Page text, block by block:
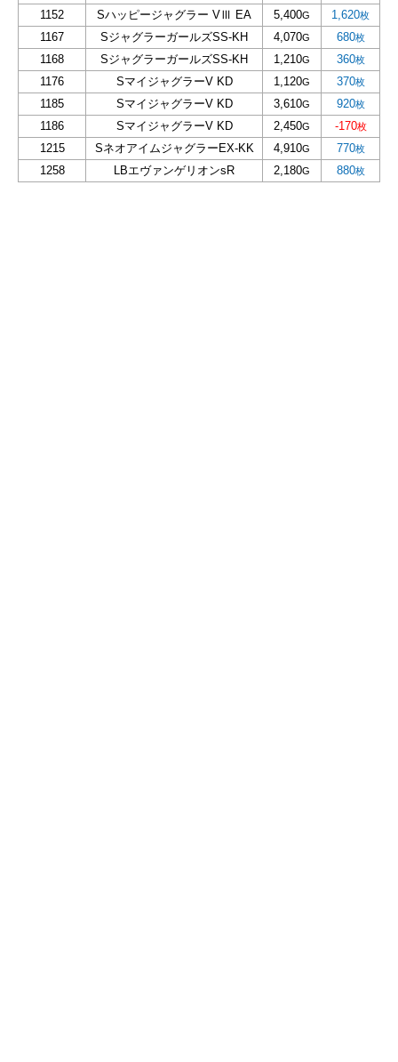
1152
Sハッピージャグラー VⅢ EA 5,400
1,620
1167
SジャグラーガールズSS-KH 4,070
680
1168
SジャグラーガールズSS-KH 1,210
360
1176
SマイジャグラーV KD 1,120
370
1185
SマイジャグラーV KD 3,610
920
1186
SマイジャグラーV KD 2,450
-170
1215
SネオアイムジャグラーEX-KK 4,910
770
1258
LBエヴァンゲリオンsR 2,180 880